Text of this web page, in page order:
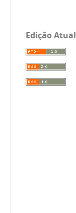
Edição Atual